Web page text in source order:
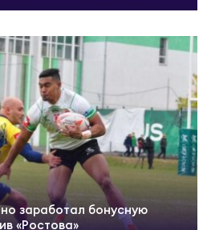
заработал бонусную
«Ростова»